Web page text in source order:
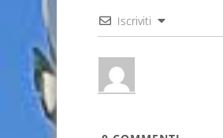
Iscriviti